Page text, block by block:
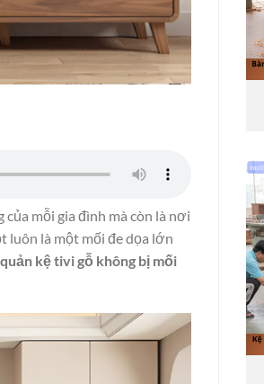
mỗi gia đình mà còn là nơi
luôn là một mối đe dọa lớn
kệ tivi gỗ không bị mối